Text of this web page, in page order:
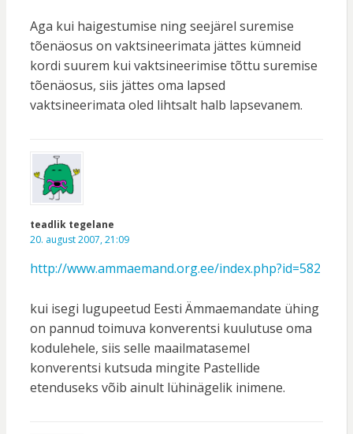
Aga kui haigestumise ning seejärel suremise
tõenäosus on vaktsineerimata jättes kümneid
kordi suurem kui vaktsineerimise tõttu suremise
tõenäosus, siis jättes oma lapsed
vaktsineerimata oled lihtsalt halb lapsevanem.
teadlik tegelane
20. august 2007, 21:09
http://www.ammaemand.org.ee/index.php?id=582
kui isegi lugupeetud Eesti Ämmaemandate ühing
on pannud toimuva konverentsi kuulutuse oma
kodulehele, siis selle maailmatasemel
konverentsi kutsuda mingite Pastellide
etenduseks võib ainult lühinägelik inimene.